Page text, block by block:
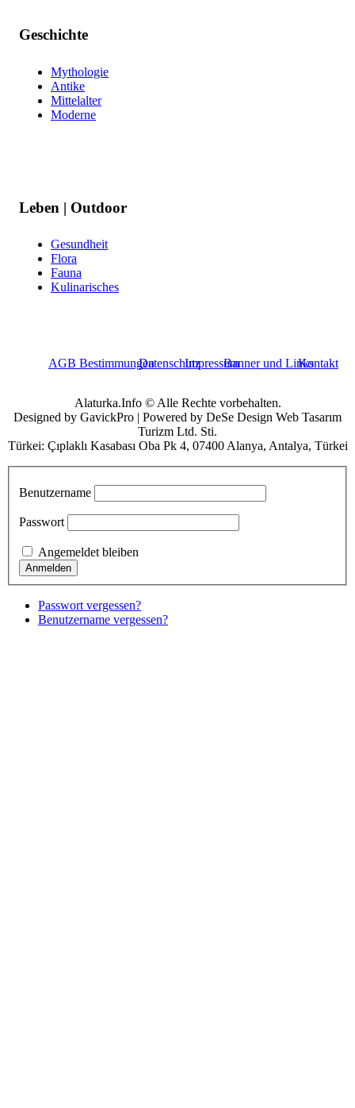
Geschichte
Mythologie
Antike
Mittelalter
Moderne
Leben | Outdoor
Gesundheit
Flora
Fauna
Kulinarisches
AGB BestimmungenDatenschutzImpressumBanner und LinksKontakt
Alaturka.Info © Alle Rechte vorbehalten.
Designed by GavickPro | Powered by DeSe Design Web Tasarım
Turizm Ltd. Sti.
Türkei: Çıplaklı Kasabası Oba Pk 4, 07400 Alanya, Antalya, Türkei
Benutzername
Passwort
Angemeldet bleiben
Passwort vergessen?
Benutzername vergessen?